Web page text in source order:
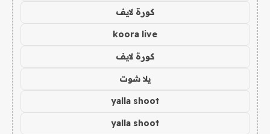
كورة لايف
koora live
كورة لايف
يلا شوت
yalla shoot
yalla shoot